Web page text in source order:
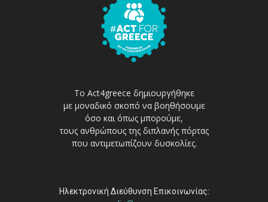
Το Act4greece δημιουργήθηκε
με μοναδικό σκοπό να βοηθήσουμε
όσο και όπως μπορούμε,
τους ανθρώπους της διπλανής πόρτας
που αντιμετωπίζουν δυσκολίες.
Ηλεκτρονική Διεύθυνση Επικοινωνίας: